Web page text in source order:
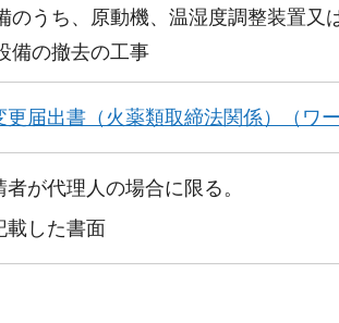
うち、原動機、温湿度調整装置又
の撤去の工事
届出書（火薬類取締法関係）（ワー
が代理人の場合に限る。
載した書面